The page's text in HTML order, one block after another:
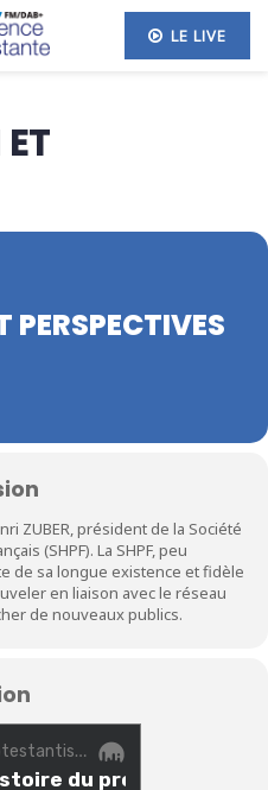
LE LIVE
PERSPECTIVES
ZUBER, président de la Société
(SHPF). La SHPF, peu
de sa longue existence et fidèle
en liaison avec le réseau
de nouveaux publics.